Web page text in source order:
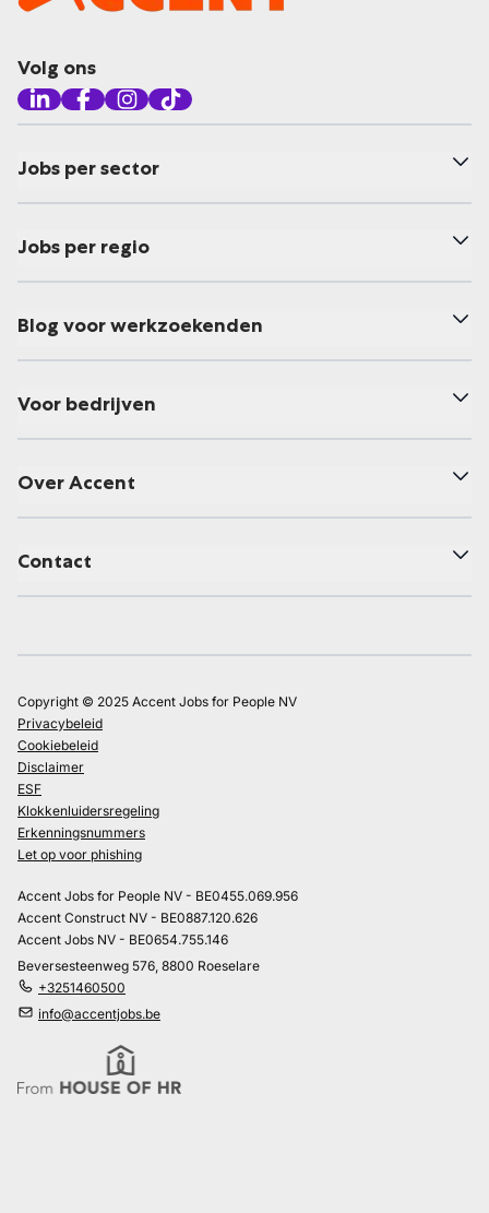
Volg ons
Jobs per sector
Jobs per regio
Blog voor werkzoekenden
Voor bedrijven
Over Accent
Contact
Copyright © 2025 Accent Jobs for People NV
Privacybeleid
Cookiebeleid
Disclaimer
ESF
Klokkenluidersregeling
Erkenningsnummers
Let op voor phishing
Accent Jobs for People NV - BE0455.069.956
Accent Construct NV - BE0887.120.626
Accent Jobs NV - BE0654.755.146
Beversesteenweg 576, 8800 Roeselare
+3251460500
info@accentjobs.be